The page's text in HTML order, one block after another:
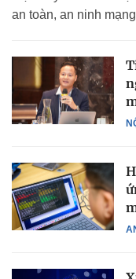
an toàn, an ninh